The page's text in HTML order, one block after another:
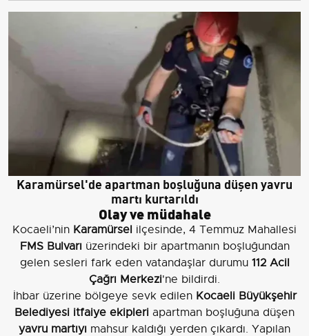
Karamürsel'de apartman boşluğuna düşen yavru
martı kurtarıldı
Olay ve müdahale
Kocaeli’nin Karamürsel ilçesinde, 4 Temmuz Mahallesi
FMS Bulvarı üzerindeki bir apartmanın boşluğundan
gelen sesleri fark eden vatandaşlar durumu 112 Acil
Çağrı Merkezi'ne bildirdi.
İhbar üzerine bölgeye sevk edilen Kocaeli Büyükşehir
Belediyesi itfaiye ekipleri apartman boşluğuna düşen
yavru martıyı mahsur kaldığı yerden çıkardı. Yapılan